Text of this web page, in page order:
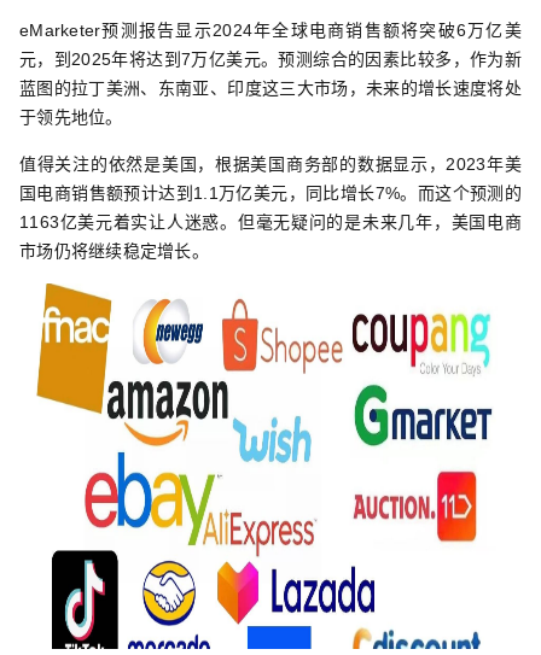
eMarketer预测报告显示2024年全球电商销售额将突破6万亿美
元，到2025年将达到7万亿美元。预测综合的因素比较多，作为新
蓝图的拉丁美洲、东南亚、印度这三大市场，未来的增长速度将处
于领先地位。
值得关注的依然是美国，根据美国商务部的数据显示，2023年美
国电商销售额预计达到1.1万亿美元，同比增长7%。而这个预测的
1163亿美元着实让人迷惑。但毫无疑问的是未来几年，美国电商
市场仍将继续稳定增长。